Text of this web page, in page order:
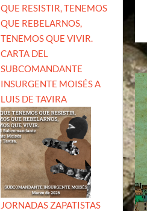
QUE RESISTIR, TENEMOS
QUE REBELARNOS,
TENEMOS QUE VIVIR.
CARTA DEL
SUBCOMANDANTE
INSURGENTE MOISÉS A
LUIS DE TAVIRA
JORNADAS ZAPATISTAS